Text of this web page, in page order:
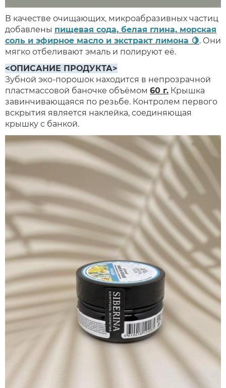
В качестве очищающих, микроабразивных частиц
добавлены пищевая сода, белая глина, морская
соль и эфирное масло и экстракт лимона 🍋. Они
мягко отбеливают эмаль и полируют её.
<ОПИСАНИЕ ПРОДУКТА>
Зубной эко-порошок находится в непрозрачной
пластмассовой баночке объёмом 60 г. Крышка
завинчивающаяся по резьбе. Контролем первого
вскрытия является наклейка, соединяющая
крышку с банкой.